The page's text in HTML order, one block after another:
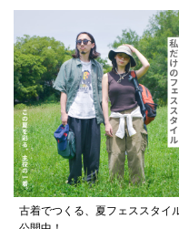
古着でつくる、夏フェススタイ